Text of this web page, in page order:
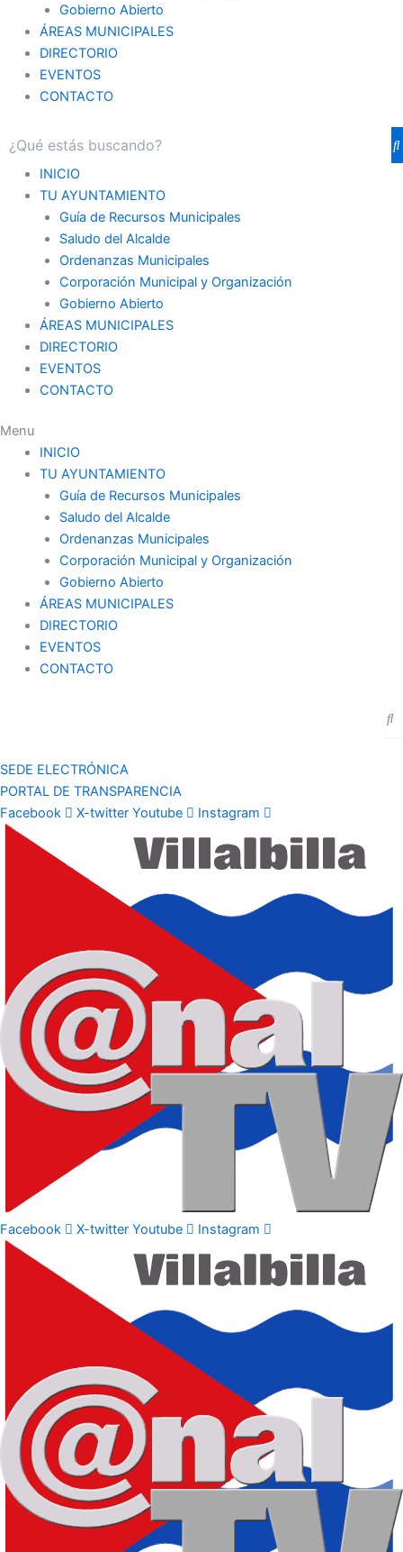
Gobierno Abierto
ÁREAS MUNICIPALES
DIRECTORIO
EVENTOS
CONTACTO
INICIO
TU AYUNTAMIENTO
Guía de Recursos Municipales
Saludo del Alcalde
Ordenanzas Municipales
Corporación Municipal y Organización
Gobierno Abierto
ÁREAS MUNICIPALES
DIRECTORIO
EVENTOS
CONTACTO
Menu
INICIO
TU AYUNTAMIENTO
Guía de Recursos Municipales
Saludo del Alcalde
Ordenanzas Municipales
Corporación Municipal y Organización
Gobierno Abierto
ÁREAS MUNICIPALES
DIRECTORIO
EVENTOS
CONTACTO
SEDE ELECTRÓNICA
PORTAL DE TRANSPARENCIA
Facebook
X-twitter Youtube Instagram
Facebook X-twitter Youtube Instagram